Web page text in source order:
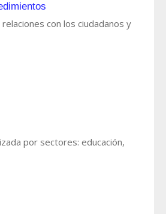
con los ciudadanos y
por sectores: educación,